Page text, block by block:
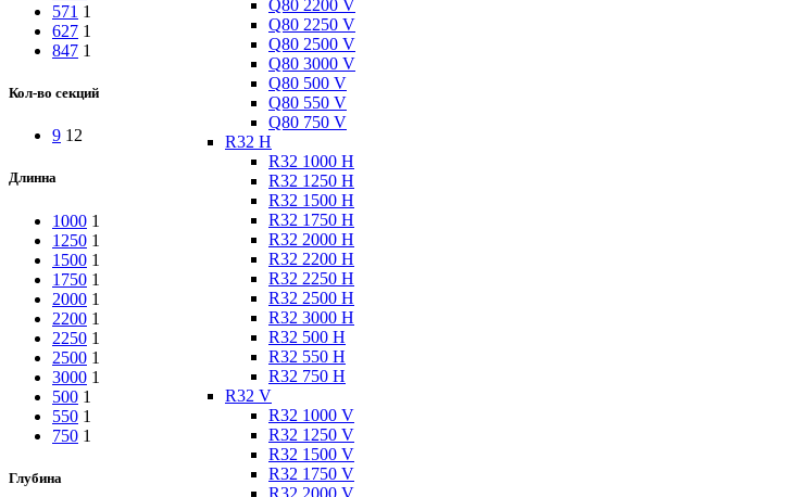
Q80 2200 V
Q80 2250 V
Q80 2500 V
Q80 3000 V
Q80 500 V
Q80 550 V
Q80 750 V
R32 H
R32 1000 H
R32 1250 H
R32 1500 H
R32 1750 H
R32 2000 H
R32 2200 H
R32 2250 H
R32 2500 H
R32 3000 H
R32 500 H
R32 550 H
R32 750 H
R32 V
R32 1000 V
R32 1250 V
R32 1500 V
R32 1750 V
R32 2000 V
571 1
627 1
847 1
Кол-во секций
9 12
Длинна
1000 1
1250 1
1500 1
1750 1
2000 1
2200 1
2250 1
2500 1
3000 1
500 1
550 1
750 1
Глубина